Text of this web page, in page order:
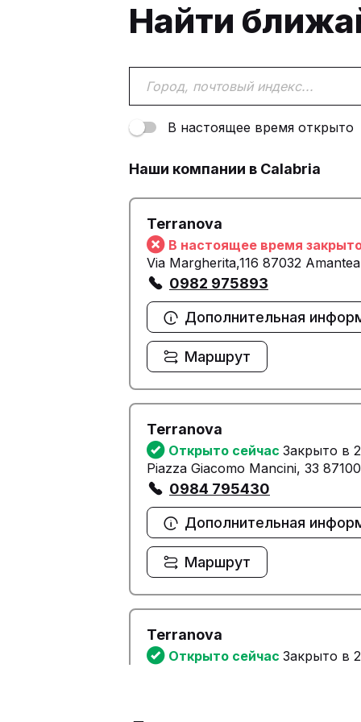
Найти
В настоящее время открыто
Наши компании в Calabria
Terranova
В настоящее время
Via Margherita,116 87032 Amantea
0982 975893
Дополнительная
Маршрут
Terranova
Открыто сейчас Закрыто в
Piazza Giacomo Mancini, 33
0984 795430
Дополнительная
Маршрут
Terranova
Открыто сейчас Закрыто в